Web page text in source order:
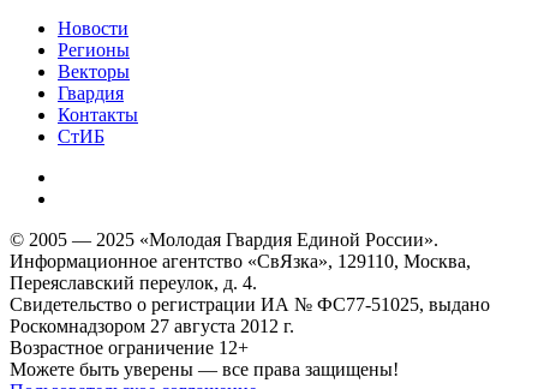
Новости
Регионы
Векторы
Гвардия
Контакты
СтИБ
© 2005 — 2025 «Молодая Гвардия Единой России».
Информационное агентство «СвЯзка», 129110, Москва,
Переяславский переулок, д. 4.
Свидетельство о регистрации ИА № ФС77-51025, выдано
Роскомнадзором 27 августа 2012 г.
Возрастное ограничение 12+
Можете быть уверены — все права защищены!